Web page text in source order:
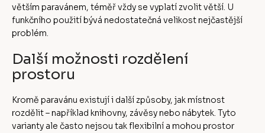
větším paravánem, téměř vždy se vyplatí zvolit větší. U
funkčního použití bývá nedostatečná velikost nejčastější
problém.
Další možnosti rozdělení
prostoru
Kromě paravánu existují i další způsoby, jak místnost
rozdělit – například knihovny, závěsy nebo nábytek. Tyto
varianty ale často nejsou tak flexibilní a mohou prostor